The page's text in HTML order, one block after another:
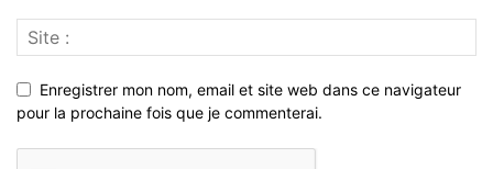
Enregistrer mon nom, email et site web dans ce navigateur
pour la prochaine fois que je commenterai.